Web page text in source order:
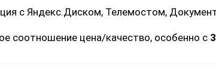
с Яндекс.Диском, Телемостом,
соотношение цена/качество, особенно с